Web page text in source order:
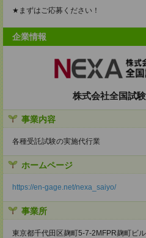
★まずはご応募ください！
企業情報
株式会社全国試
事業内容
各種受託試験の実施代行業
ホームページ
https://en-gage.net/nexa_saiyo/
事業所
東京都千代田区麹町5-7-2MFPR麹町ビ